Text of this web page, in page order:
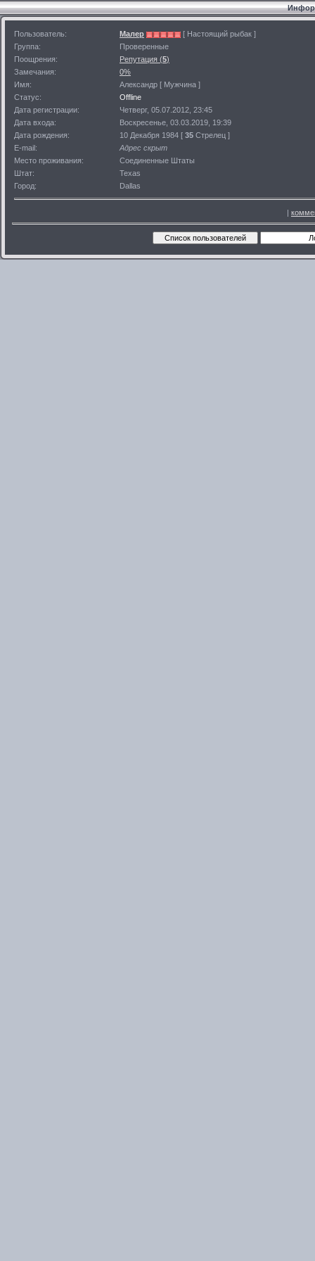
Пользователь: Малер
[ Настоящий рыбак ]
Группа:
Проверенные
Поощрения:
Репутация (5)
Замечания:
0%
Имя:
Александр [ Мужчина ]
Статус:
Offline
Дата регистрации:
Четверг, 05.07.2012, 23:45
Дата входа:
Воскресенье, 03.03.2019, 19:39
Дата рождения:
10 Декабря 1984 [ 35 Стрелец ]
E-mail:
Адрес скрыт
Место проживания:
Соединенные Штаты
Штат:
Texas
Город:
Dallas
|